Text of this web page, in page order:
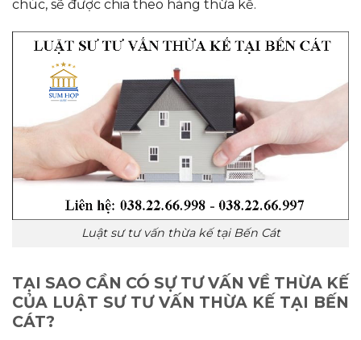
chúc, sẽ được chia theo hàng thừa kế.
Luật sư tư vấn thừa kế tại Bến Cát
TẠI SAO CẦN CÓ SỰ TƯ VẤN VỀ THỪA KẾ
CỦA LUẬT SƯ TƯ VẤN THỪA KẾ TẠI BẾN
CÁT?